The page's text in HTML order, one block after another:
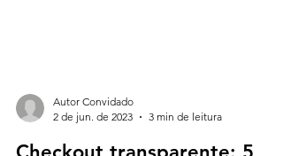
2 de jun. de 2023
3 min de leitura